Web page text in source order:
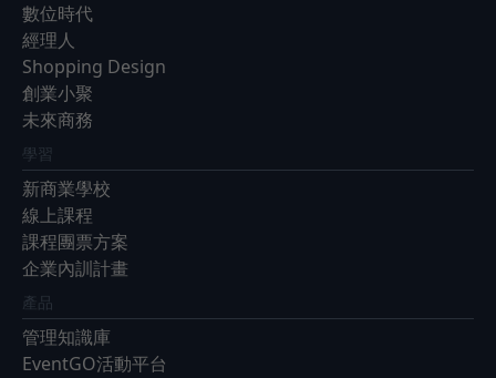
數位時代
經理人
Shopping Design
創業小聚
未來商務
學習
新商業學校
線上課程
課程團票方案
企業內訓計畫
產品
管理知識庫
EventGO活動平台